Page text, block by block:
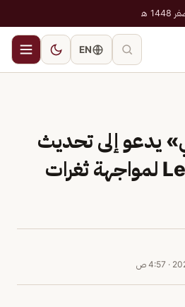
EN
يدعو إلى تحديث
منتجات Lenovo لمواجهة ثغرات
· 4:57 ص